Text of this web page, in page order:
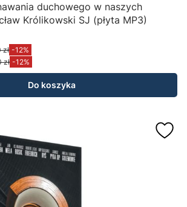
duchowego w naszych
Królikowski SJ (płyta MP3)
zł -12%
zł -12%
Do koszyka